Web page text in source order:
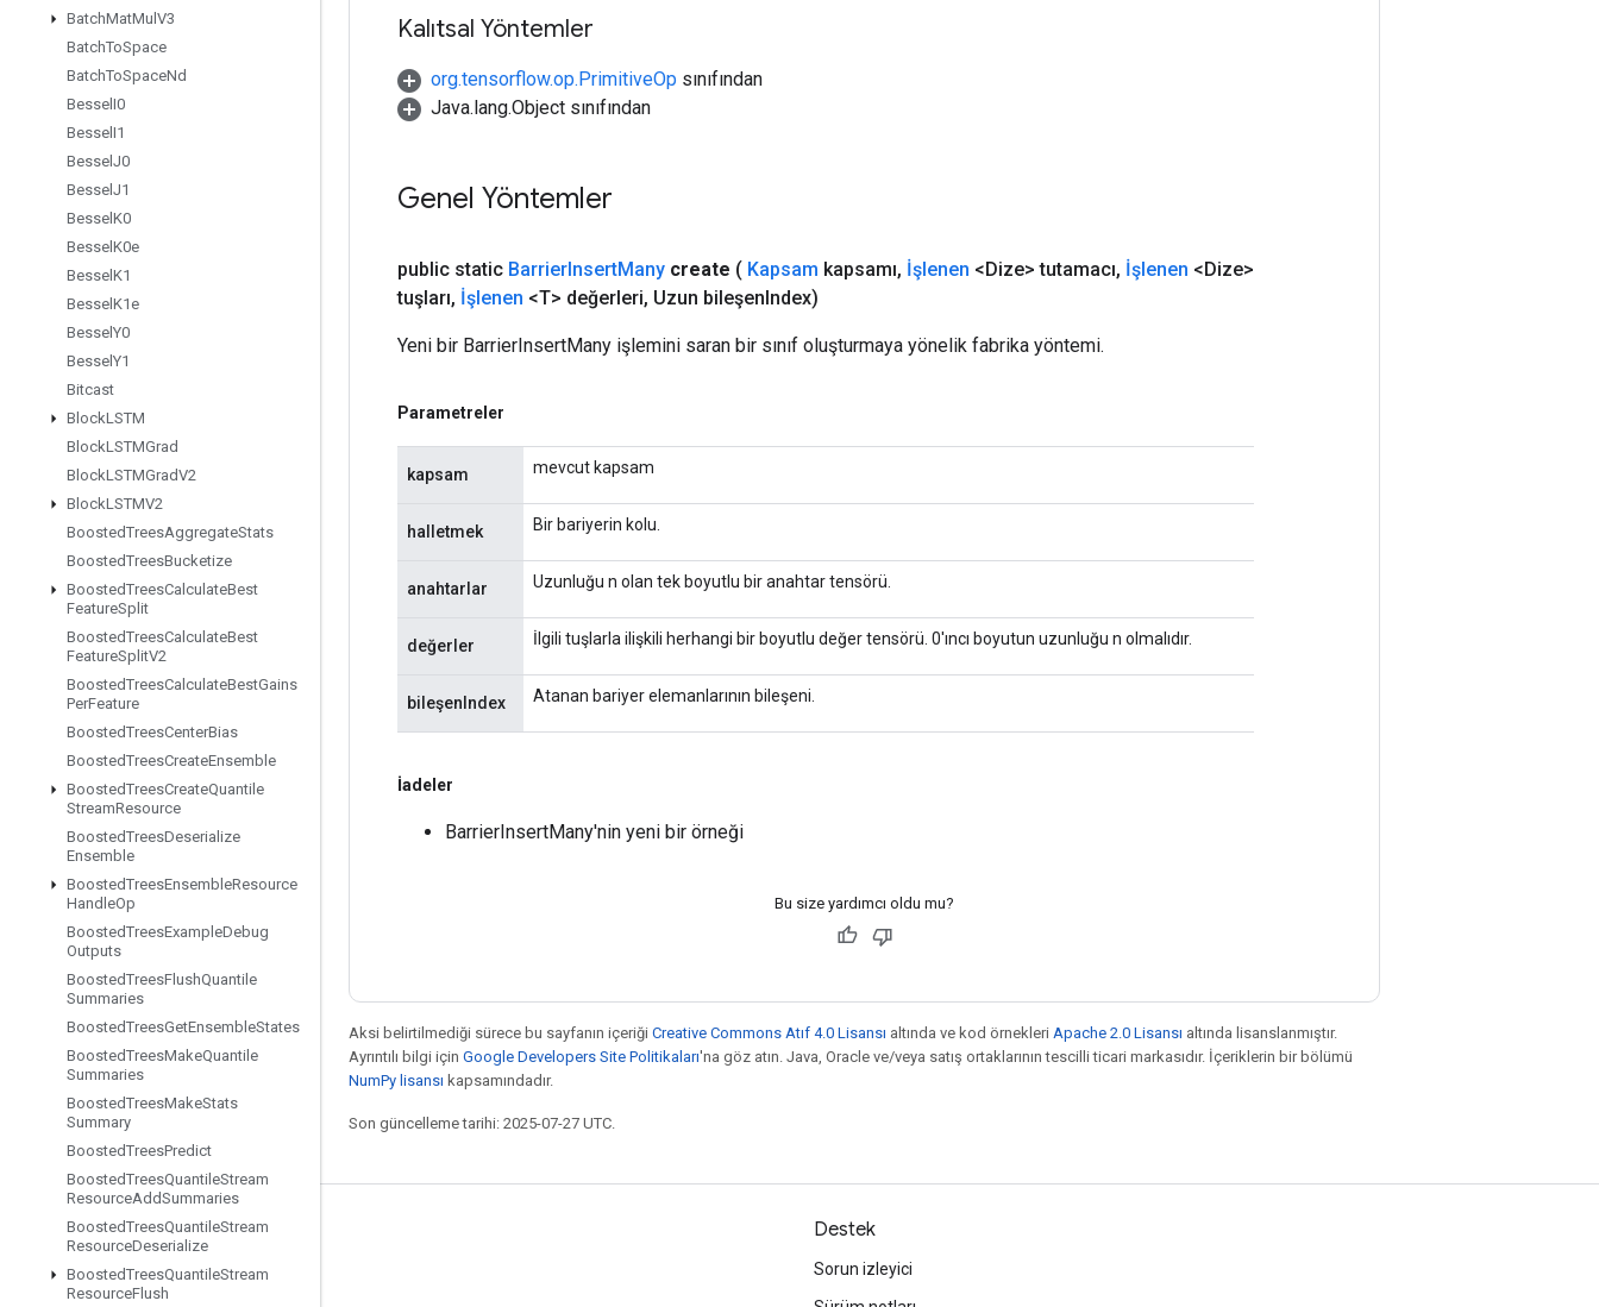
BatchMatMul V3
BatchToSpace
BatchToSpaceNd
Bessel I0
Bessel I1
Bessel J0
Bessel J1
Bessel K0
Bessel K0e
Bessel K1
Bessel K1e
Bessel Y0
Bessel Y1
Bitcast
BlockLSTM
BlockLSTMGrad
BlockLSTMGradV2
BlockLSTMV2
BoostedTreesAggregateStats
BoostedTreesBucketize
BoostedTreesCalculateBest
FeatureSplit
BoostedTreesCalculateBest
FeatureSplitV2
BoostedTreesCalculateBestGains
PerFeature
BoostedTreesCenterBias
BoostedTreesCreateEnsemble
BoostedTreesCreateQuantile
StreamResource
BoostedTreesDeserialize
Ensemble
BoostedTreesEnsembleResource
HandleOp
BoostedTreesExampleDebug
Outputs
BoostedTreesFlushQuantile
Summaries
BoostedTreesGetEnsembleStates
BoostedTreesMakeQuantile
Summaries
BoostedTreesMakeStats
Summary
BoostedTreesPredict
BoostedTreesQuantileStream
ResourceAddSummaries
BoostedTreesQuantileStream
ResourceDeserialize
BoostedTreesQuantileStream
ResourceFlush
Kalıtsal Yöntemler
org.tensorflow.op.PrimitiveOp sınıfından
Java.lang.Object sınıfından
Genel Yöntemler
public static BarrierInsertMany create ( Kapsam kapsamı, İşlenen <Dize> tutamacı, İşlenen <Dize>
tuşları, İşlenen <T> değerleri, Uzun bileşenIndex)
Yeni bir BarrierInsertMany işlemini saran bir sınıf oluşturmaya yönelik fabrika yöntemi.
Parametreler
kapsam mevcut kapsam
halletmek Bir bariyerin kolu.
anahtarlar Uzunluğu n olan tek boyutlu bir anahtar tensörü.
değerler İlgili tuşlarla ilişkili herhangi bir boyutlu değer tensörü. 0'ıncı boyutun uzunluğu n olmalıdır.
bileşenIndex Atanan bariyer elemanlarının bileşeni.
İadeler
BarrierInsertMany'nin yeni bir örneği
Bu size yardımcı oldu mu?
Aksi belirtilmediği sürece bu sayfanın içeriği Creative Commons Atıf 4.0 Lisansı altında ve kod örnekleri Apache 2.0 Lisansı altında lisanslanmıştır.
Ayrıntılı bilgi için Google Developers Site Politikaları'na göz atın. Java, Oracle ve/veya satış ortaklarının tescilli ticari markasıdır. İçeriklerin bir bölümü
NumPy lisansı kapsamındadır.
Son güncelleme tarihi: 2025-07-27 UTC.
Bağlı kalma
Blog
Destek
Sorun izleyici